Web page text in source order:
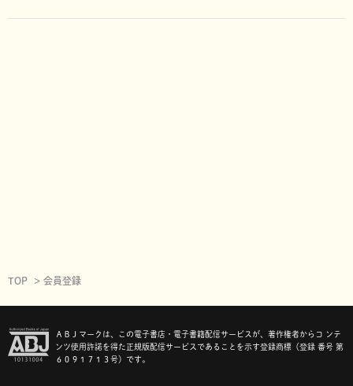
TOP 会員登録
ＡＢＪマークは、この電子書店・電子書籍配信サービスが、著作権者からコ ンテ
ンツ使用許諾を得た正規版配信サービスであることを示す登録商標（登録 番号 第
６０９１７１３号）です。